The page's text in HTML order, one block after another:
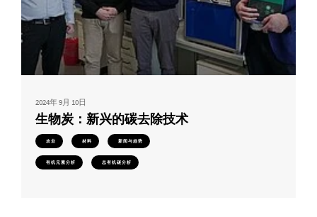
2024年 9月 10日
生物炭：新兴的碳去除技术
农业 材料 新闻与趋势
有机元素分析 总有机碳分析